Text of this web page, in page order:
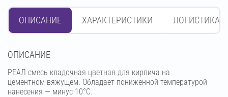
ОПИСАНИЕ ХАРАКТЕРИСТИКИ ЛОГИСТИКА
OПИСАНИЕ
РЕАЛ смесь кладочная цветная для кирпича на
цементном вяжущем. Обладает пониженной температурой
нанесения — минус 10°С.